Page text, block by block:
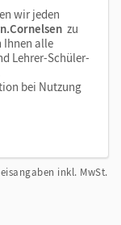
wir jeden
zu
Ihnen alle
Lehrer-Schüler-
bei Nutzung
inkl. MwSt.